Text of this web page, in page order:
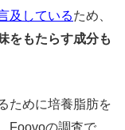
及しているため、
をもたらす成分も
ために培養脂肪を
Foovoの調査で